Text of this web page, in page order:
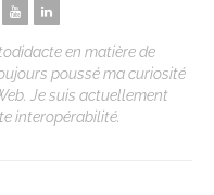
en matière de
poussé ma curiosité
Je suis actuellement
interopérabilité.